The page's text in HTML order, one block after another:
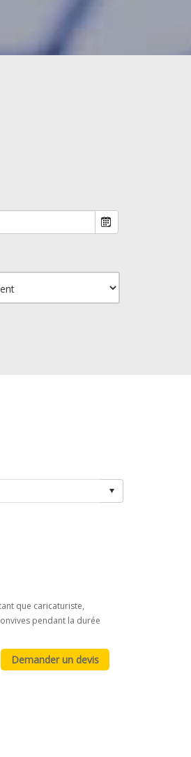
que caricaturiste,
pendant la durée